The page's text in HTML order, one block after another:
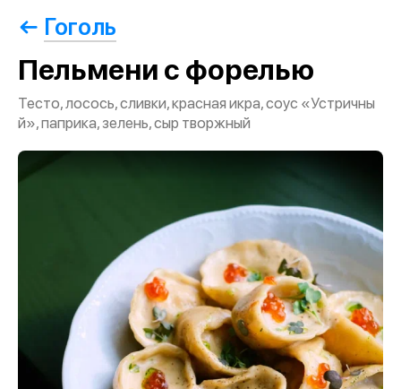
Гоголь
Пельмени с форелью
Тесто, лосось, сливки, красная икра, соус «Устричны
й», паприка, зелень, сыр творжный